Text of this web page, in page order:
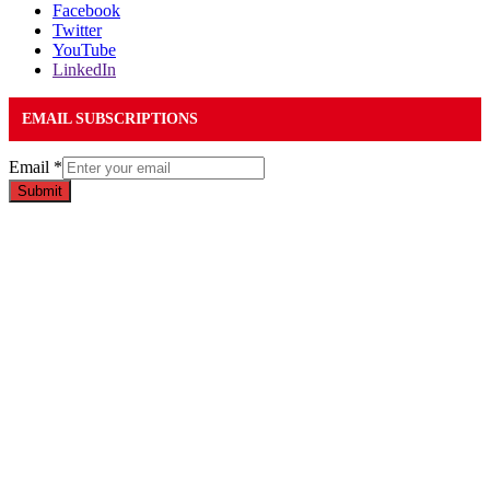
Facebook
Twitter
YouTube
LinkedIn
EMAIL SUBSCRIPTIONS
Email *
Submit